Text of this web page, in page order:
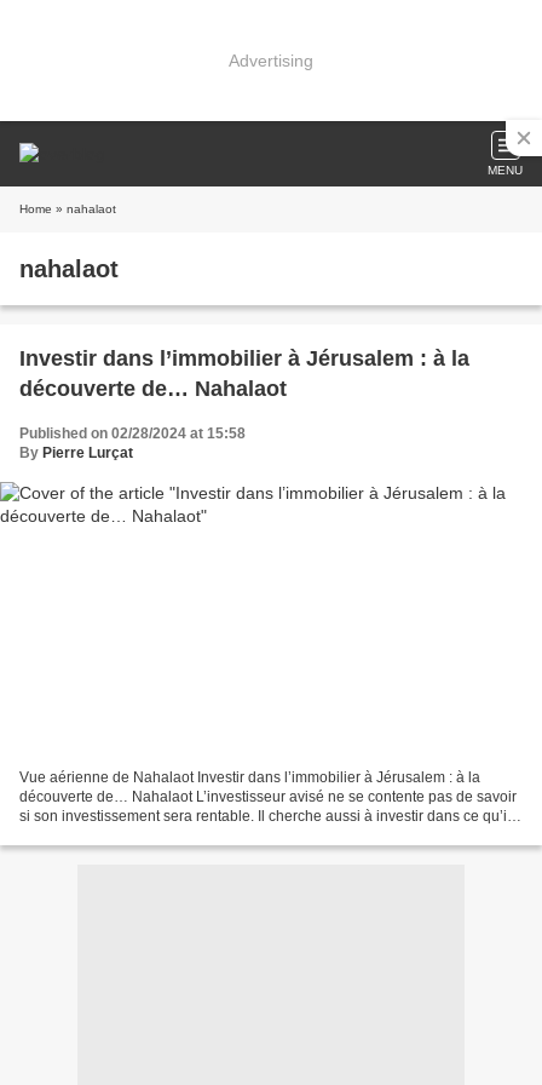
Advertising
MENU
Home » nahalaot
nahalaot
Investir dans l’immobilier à Jérusalem : à la
découverte de… Nahalaot
Published on 02/28/2024 at 15:58
By Pierre Lurçat
Vue aérienne de Nahalaot Investir dans l’immobilier à Jérusalem : à la
découverte de… Nahalaot L’investisseur avisé ne se contente pas de savoir
si son investissement sera rentable. Il cherche aussi à investir dans ce qu’il